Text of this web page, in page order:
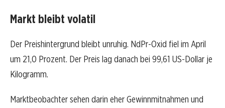
Markt bleibt volatil
Der Preishintergrund bleibt unruhig. NdPr-Oxid fiel im April
um 21,0 Prozent. Der Preis lag danach bei 99,61 US-Dollar je
Kilogramm.
Marktbeobachter sehen darin eher Gewinnmitnahmen und